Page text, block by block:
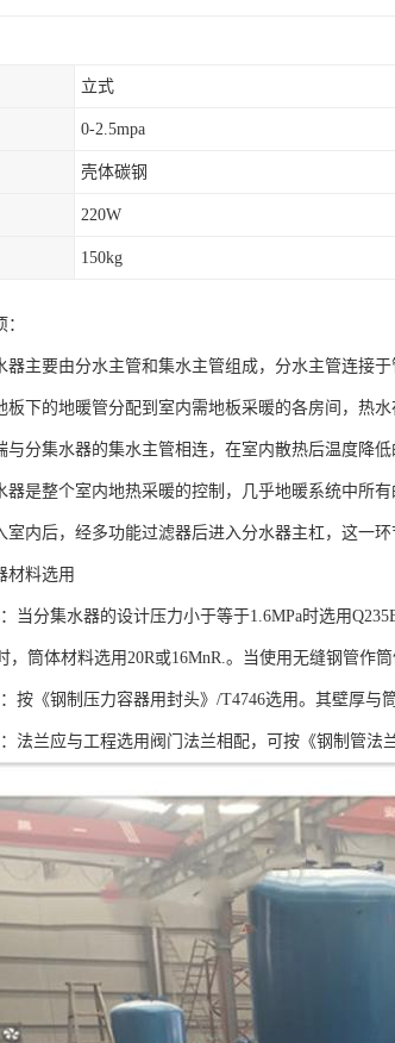
立式
0-2.5mpa
壳体碳钢
220W
150kg
器主要由分水主管和集水主管组成，分水主管连接
板下的地暖管分配到室内需地板采暖的各房间，热
与分集水器的集水主管相连，在室内散热后温度降
器是整个室内地热采暖的控制，几乎地暖系统中所
室内后，经多功能过滤器后进入分水器主杠，这一
材料选用
当分集水器的设计压力小于等于1.6MPa时选用
，筒体材料选用20R或16MnR.。当使用无缝钢管作
按《钢制压力容器用封头》/T4746选用。其壁厚与
法兰应与工程选用阀门法兰相配，可按《钢制管法